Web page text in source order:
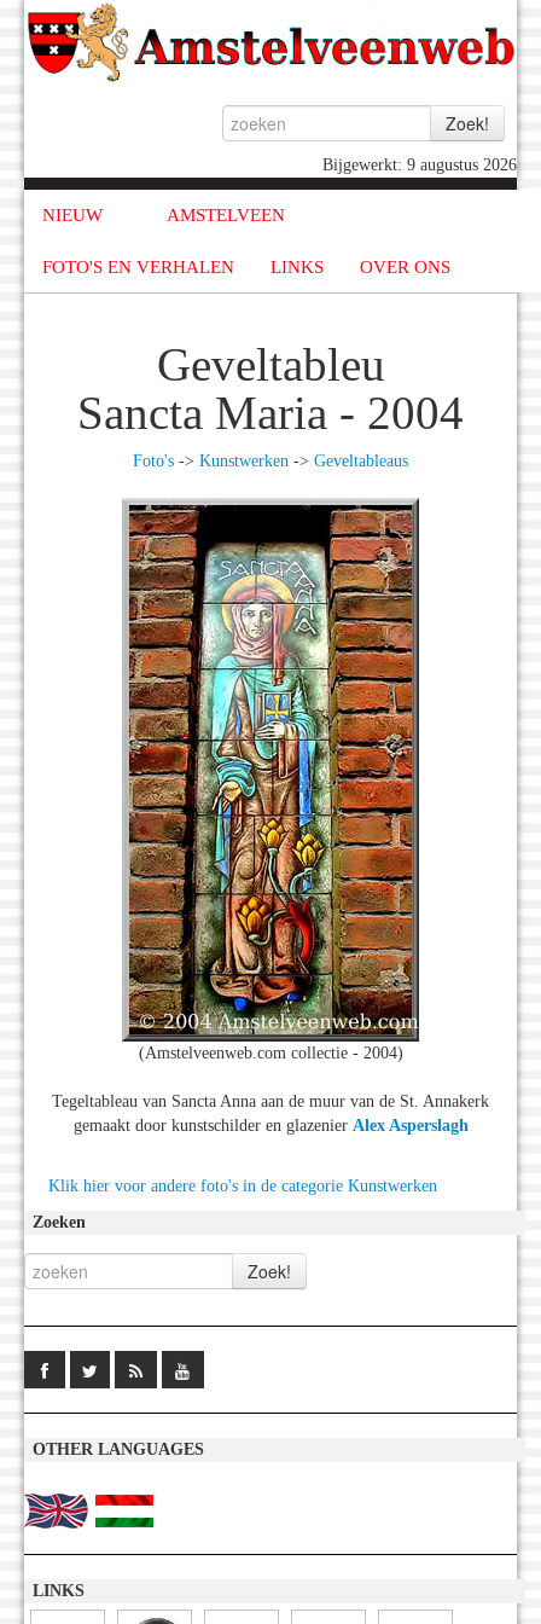
Bijgewerkt: 9 augustus 2026
NIEUW AMSTELVEEN
FOTO'S EN VERHALEN LINKS OVER ONS
Geveltableu
Sancta Maria - 2004
Foto's -> Kunstwerken -> Geveltableaus
(Amstelveenweb.com collectie - 2004)
Tegeltableau van Sancta Anna aan de muur van de St. Annakerk
gemaakt door kunstschilder en glazenier Alex Asperslagh
Klik hier voor andere foto's in de categorie Kunstwerken
Zoeken
OTHER LANGUAGES
LINKS